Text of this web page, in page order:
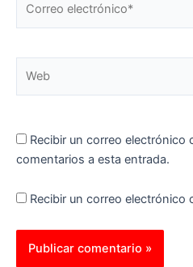
electrónico*
Recibir un correo electrónico
comentarios a esta entrada.
Recibir un correo electrónico